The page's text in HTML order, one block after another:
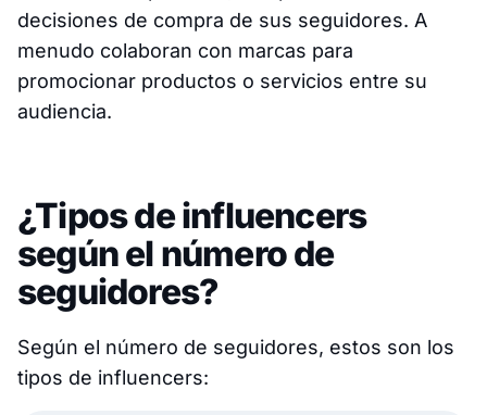
decisiones de compra de sus seguidores. A
menudo colaboran con marcas para
promocionar productos o servicios entre su
audiencia.
¿Tipos de influencers
según el número de
seguidores?
Según el número de seguidores, estos son los
tipos de influencers: